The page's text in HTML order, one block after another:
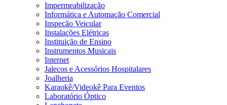
Impermeabilização
Informática e Automação Comercial
Inspeção Veicular
Instalações Elétricas
Instituição de Ensino
Instrumentos Musicais
Internet
Jalecos e Acessórios Hospitalares
Joalheria
Karaokê/Videokê Para Eventos
Laboratório Óptico